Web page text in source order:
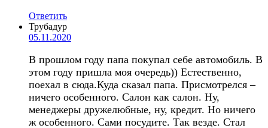
Ответить
Трубадур
05.11.2020
В прошлом году папа покупал себе автомобиль. В
этом году пришла моя очередь)) Естественно,
поехал в сюда.Куда сказал папа. Присмотрелся –
ничего особенного. Салон как салон. Ну,
менеджеры дружелюбные, ну, кредит. Но ничего
ж особенного. Сами посудите. Так везде. Стал